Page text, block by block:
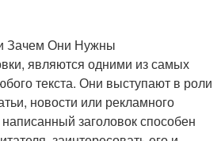
Зачем Они Нужны
являются одними из самых
текста. Они выступают в роли
новости или рекламного
заголовок способен